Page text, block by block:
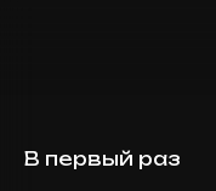
В первый раз